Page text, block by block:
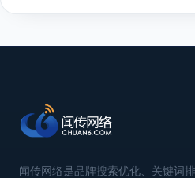
闻传网络是品牌搜索优化、关键词